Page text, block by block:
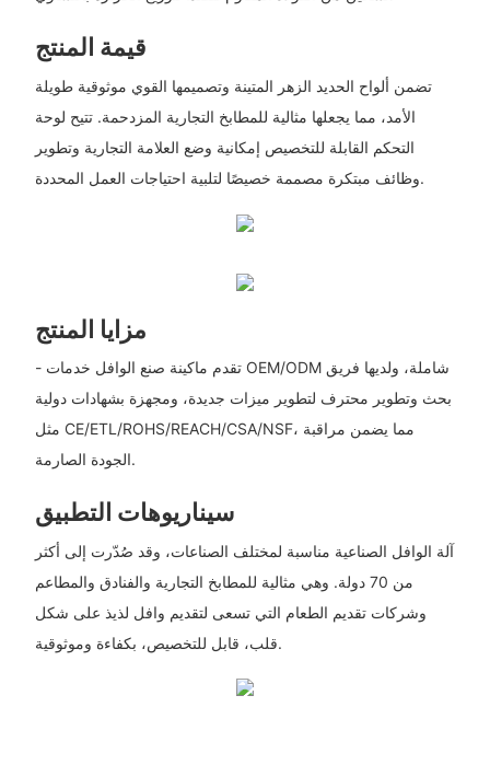
قيمة المنتج
تضمن ألواح الحديد الزهر المتينة وتصميمها القوي موثوقية طويلة
الأمد، مما يجعلها مثالية للمطابخ التجارية المزدحمة. تتيح لوحة
التحكم القابلة للتخصيص إمكانية وضع العلامة التجارية وتطوير
وظائف مبتكرة مصممة خصيصًا لتلبية احتياجات العمل المحددة.
مزايا المنتج
- تقدم ماكينة صنع الوافل خدمات OEM/ODM شاملة، ولديها فريق
بحث وتطوير محترف لتطوير ميزات جديدة، ومجهزة بشهادات دولية
مثل CE/ETL/ROHS/REACH/CSA/NSF، مما يضمن مراقبة
الجودة الصارمة.
سيناريوهات التطبيق
آلة الوافل الصناعية مناسبة لمختلف الصناعات، وقد صُدّرت إلى أكثر
من 70 دولة. وهي مثالية للمطابخ التجارية والفنادق والمطاعم
وشركات تقديم الطعام التي تسعى لتقديم وافل لذيذ على شكل
قلب، قابل للتخصيص، بكفاءة وموثوقية.